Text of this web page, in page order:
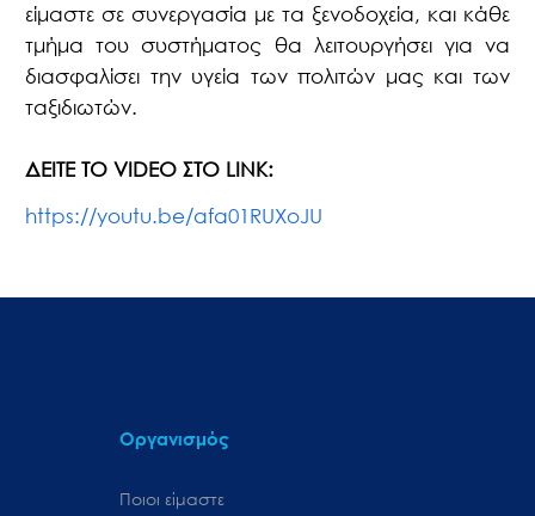
είμαστε σε συνεργασία με τα ξενοδοχεία, και κάθε
τμήμα του συστήματος θα λειτουργήσει για να
διασφαλίσει την υγεία των πολιτών μας και των
ταξιδιωτών.
ΔΕΙΤΕ ΤΟVIDEOΣΤΟ LINK:
https://youtu.be/afa01RUXoJU
Οργανισμός
Ποιοι είμαστε